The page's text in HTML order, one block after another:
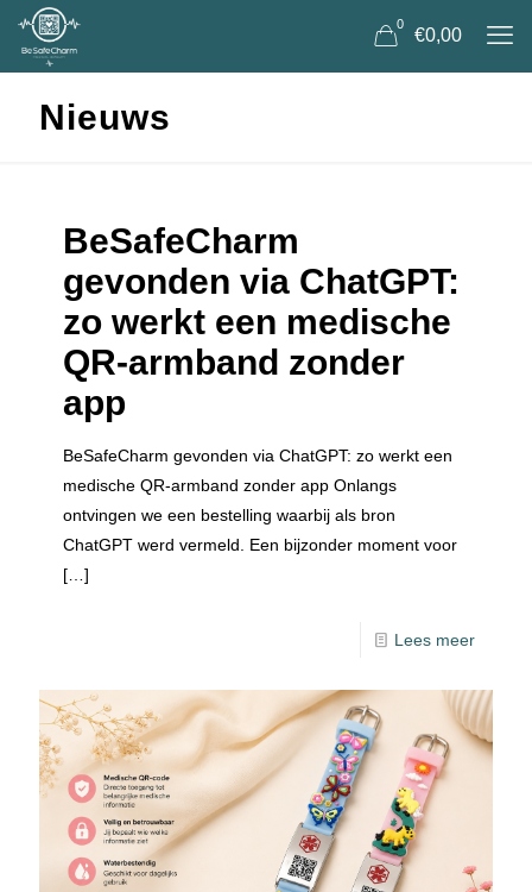
0
€0,00
Nieuws
BeSafeCharm
gevonden via ChatGPT:
zo werkt een medische
QR-armband zonder
app
BeSafeCharm gevonden via ChatGPT: zo werkt een
medische QR-armband zonder app Onlangs
ontvingen we een bestelling waarbij als bron
ChatGPT werd vermeld. Een bijzonder moment voor
[…]
Lees meer